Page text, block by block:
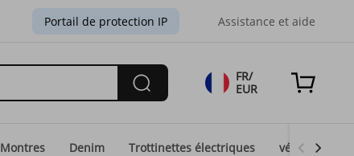
Portail de protection IP Assistance et aide
FR/
EUR
Montres Denim Trottinettes électriques vélos